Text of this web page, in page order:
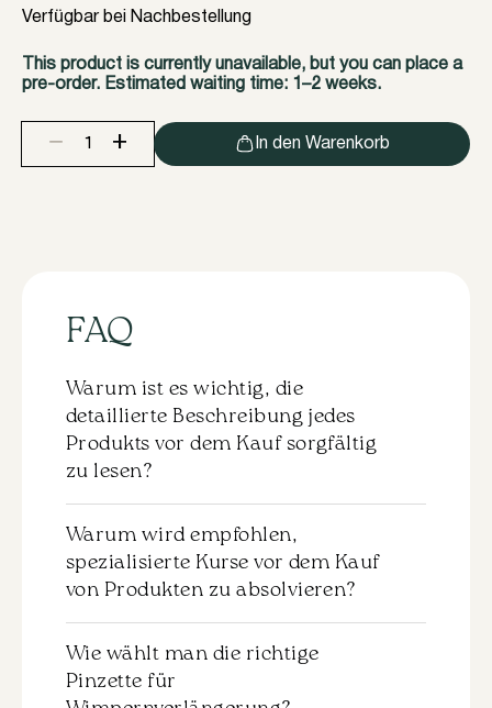
Verfügbar bei Nachbestellung
This product is currently unavailable, but you can place a
pre-order. Estimated waiting time: 1–2 weeks.
−
Zusammensetzung
+ In den Warenkorb
FAQ
Warum ist es wichtig, die
detaillierte Beschreibung jedes
Produkts vor dem Kauf sorgfältig
zu lesen?
Beschreibung, die vor dem Kauf
sorgfältig durchgelesen werden sollte.
Dies hilft Ihnen, die Eigenschaften und die
Anwendung des ausgewählten Materials
zu verstehen. Wir empfehlen dringend,
sich mit dieser Information vertraut zu
machen, um genau das Produkt
Warum wird empfohlen,
spezialisierte Kurse vor dem Kauf
von Produkten zu absolvieren?
das entsprechende Training zu kaufen.
Für eine effektive und sichere Anwendung
Wie wählt man die richtige
Pinzette für